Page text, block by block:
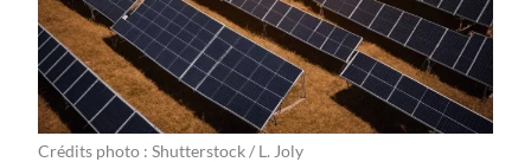
Crédits photo : Shutterstock / L. Joly